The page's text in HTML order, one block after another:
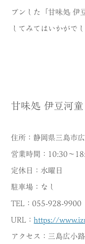
プンした「甘味処 伊
してみてはいかがでし
甘味処 伊豆河
住所：静岡県三島市
営業時間：10:30～
定休日：水曜日
駐車場：なし
TEL：055-928-9900
URL：https://
アクセス：三島広小